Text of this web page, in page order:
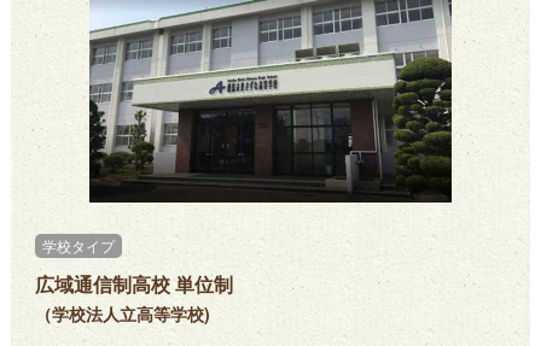
学校タイプ
広域通信制高校 単位制
（学校法人立高等学校)